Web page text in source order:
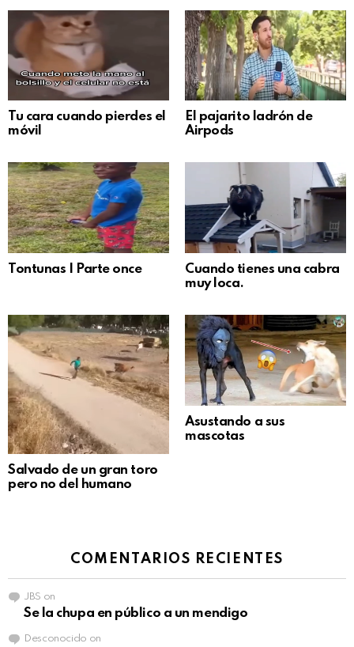
Tu cara cuando pierdes el
móvil
El pajarito ladrón de
Airpods
Tontunas | Parte once
Cuando tienes una cabra
muy loca.
Salvado de un gran toro
pero no del humano
Asustando a sus
mascotas
COMENTARIOS RECIENTES
JBS on
Se la chupa en público a un mendigo
Desconocido on